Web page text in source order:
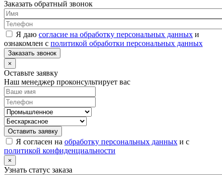
Заказать обратный звонок
Я даю согласие на обработку персональных данных и
ознакомлен с политикой обработки персональных данных
Заказать звонок
×
Оставьте заявку
Наш менеджер проконсультирует вас
Оставить заявку
Я согласен на обработку персональных данных и с
политикой конфиденциальности
×
Узнать статус заказа